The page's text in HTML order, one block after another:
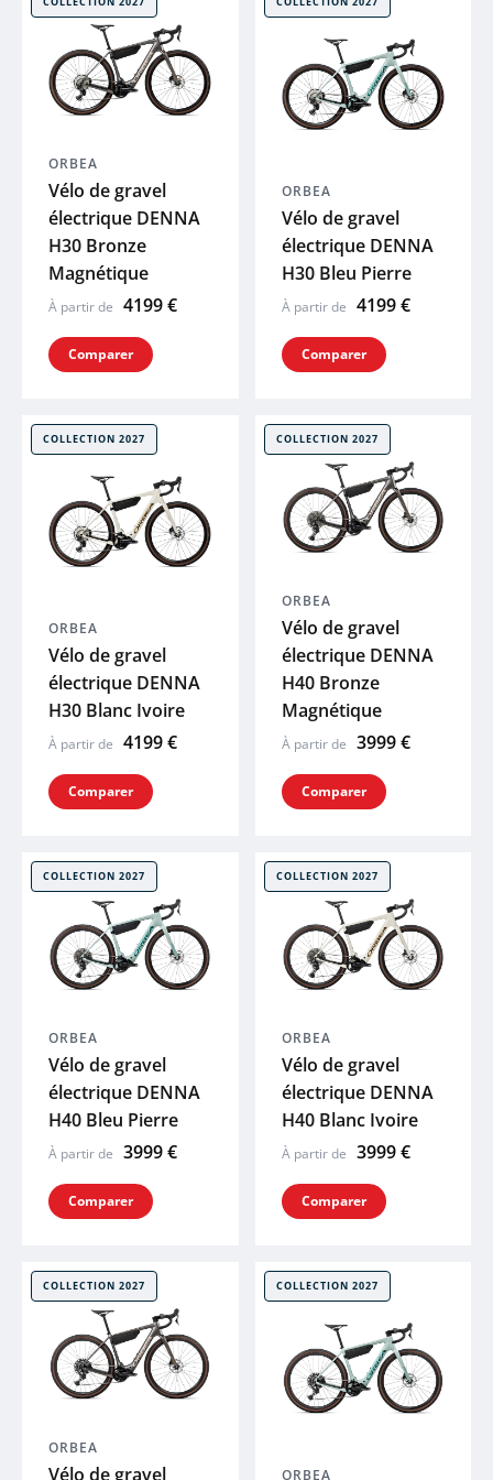
ORBEA
Vélo de gravel
électrique DENNA
H30 Bronze
Magnétique
À partir de 4199 €
Comparer
ORBEA
Vélo de gravel
électrique DENNA
H30 Bleu Pierre
À partir de 4199 €
Comparer
COLLECTION 2027
ORBEA
Vélo de gravel
électrique DENNA
H30 Blanc Ivoire
À partir de 4199 €
Comparer
COLLECTION 2027
ORBEA
Vélo de gravel
électrique DENNA
H40 Bronze
Magnétique
À partir de 3999 €
Comparer
COLLECTION 2027
ORBEA
Vélo de gravel
électrique DENNA
H40 Bleu Pierre
À partir de 3999 €
Comparer
COLLECTION 2027
ORBEA
Vélo de gravel
électrique DENNA
H40 Blanc Ivoire
À partir de 3999 €
Comparer
COLLECTION 2027
ORBEA
Vélo de gravel
COLLECTION 2027
ORBEA